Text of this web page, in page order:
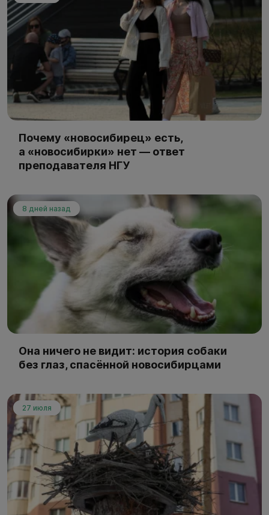
Почему «новосибирец» есть,
а «новосибирки» нет — ответ
преподавателя НГУ
8 дней назад
Она ничего не видит: история собаки
без глаз, спасённой новосибирцами
27 июля